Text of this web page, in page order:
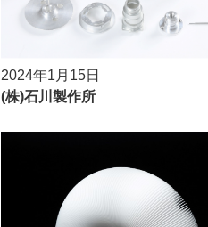
2024年1月15日
(株)石川製作所